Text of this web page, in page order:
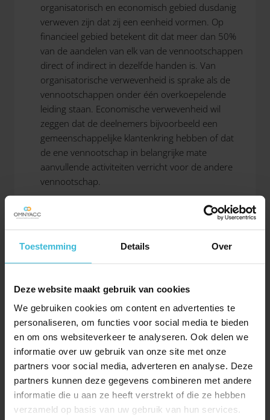
Toestemming Details Over
Deze website maakt gebruik van cookies
We gebruiken cookies om content en advertenties te
personaliseren, om functies voor social media te bieden
en om ons websiteverkeer te analyseren. Ook delen we
informatie over uw gebruik van onze site met onze
partners voor social media, adverteren en analyse. Deze
partners kunnen deze gegevens combineren met andere
informatie die u aan ze heeft verstrekt of die ze hebben
verzameld op basis van uw gebruik van hun services.
organisatorisch en economisch gebied dusdanig
verweven zijn dat zij een eenheid vormen. Op
financieel gebied betekent dit dat meer dan 50%
van de aandelen van elk van de vennootschappen
direct of indirect in dezelfde handen is. Van
organisatorische verwevenheid is sprake als de
vennootschappen onder één overkoepelende
leiding staan. Economische verwevenheid wil
zeggen dat de deelnemers bijvoorbeeld een
gemeenschappelijke klantenkring hebben of dat
de ene vennootschap in belangrijke mate
aanvullende activiteiten verricht voor de andere
vennootschap.
Tip:
Het is ook mogelijk om een fiscale eenheid te vormen
met een andere rechtsvorm, bijvoorbeeld een cv of
een stichting, maar ook met een natuurlijk persoon.
Zo kan er dus een fiscale eenheid bestaan tussen de
deze dga bijvoorbeeld een pand verhuurt aan zijn bv.
Aangaan fiscale eenheid
Op verzoek kunnen vennootschappen, mits voldaan
aan de voorwaarden, een fiscale eenheid vormen.
Het verzoek moet worden ingediend bij de
Belastingdienst. De belastinginspecteur kan ook op
eigen bevindingen een fiscale eenheid vaststellen. In
allebei de gevallen zal de inspecteur een beschikking